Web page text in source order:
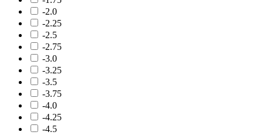
-2.0
-2.25
-2.5
-2.75
-3.0
-3.25
-3.5
-3.75
-4.0
-4.25
-4.5